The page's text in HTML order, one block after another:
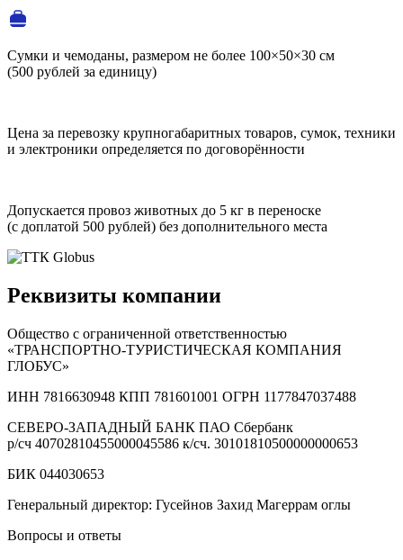
Сумки и чемоданы, размером не более 100×50×30 см
(500 рублей за единицу)
Цена за перевозку крупногабаритных товаров, сумок, техники
и электроники определяется по договорённости
Допускается провоз животных до 5 кг в переноске
(с доплатой 500 рублей) без дополнительного места
Реквизиты компании
Общество с ограниченной ответственностью
«ТРАНСПОРТНО‑ТУРИСТИЧЕСКАЯ КОМПАНИЯ
ГЛОБУС»
ИНН 7816630948 КПП 781601001 ОГРН 1177847037488
СЕВЕРО-ЗАПАДНЫЙ БАНК ПАО Сбербанк
р/сч 40702810455000045586 к/сч. 30101810500000000653
БИК 044030653
Генеральный директор: Гусейнов Захид Магеррам оглы
Вопросы и ответы